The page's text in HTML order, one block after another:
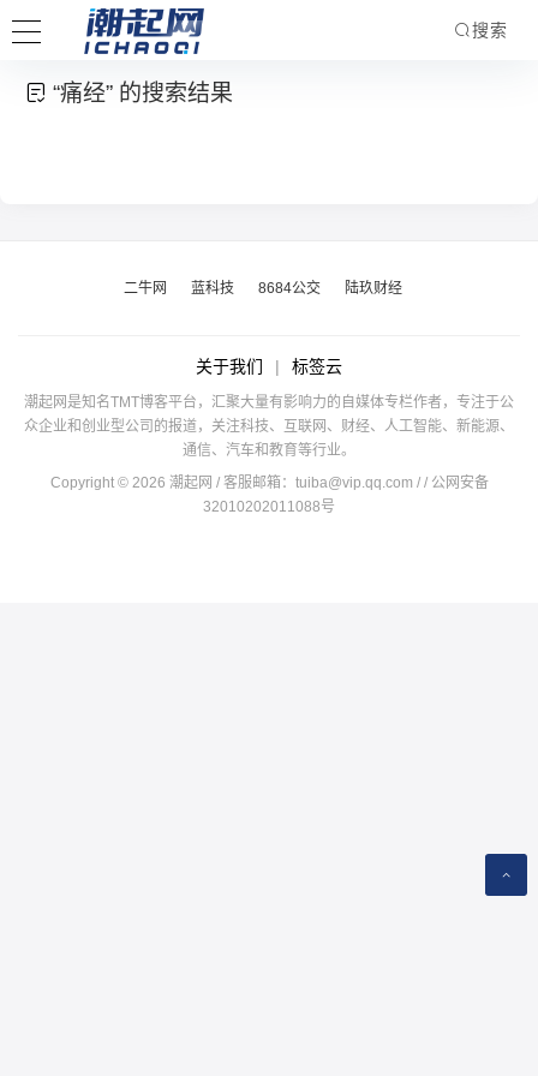
搜索
“痛经” 的搜索结果
二牛网 蓝科技 8684公交 陆玖财经
关于我们 | 标签云
潮起网是知名TMT博客平台，汇聚大量有影响力的自媒体专栏作者，专注于公
众企业和创业型公司的报道，关注科技、互联网、财经、人工智能、新能源、
通信、汽车和教育等行业。
Copyright © 2026 潮起网 / 客服邮箱： tuiba@vip.qq.com / / 公网安备
32010202011088号